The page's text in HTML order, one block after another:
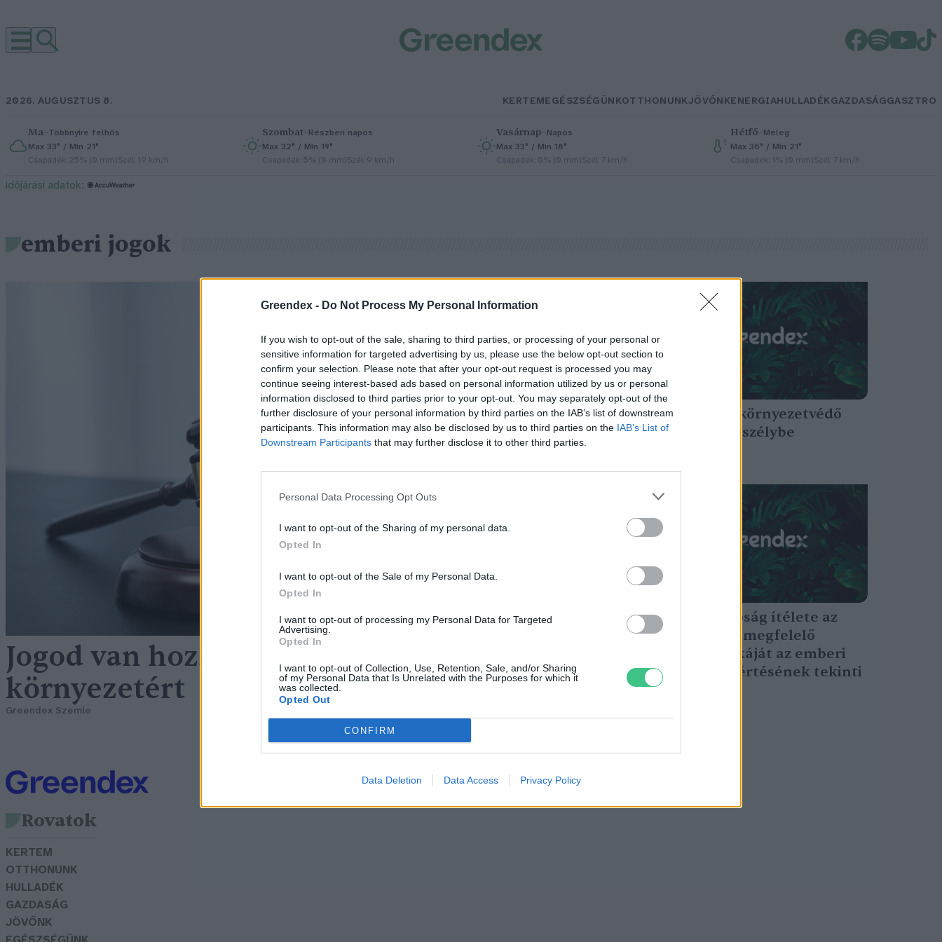
Greendex - Do Not Process My Personal Information
If you wish to opt-out of the sale, sharing to third parties, or processing of your personal or
sensitive information for targeted advertising by us, please use the below opt-out section to
confirm your selection. Please note that after your opt-out request is processed you may
continue seeing interest-based ads based on personal information utilized by us or personal
information disclosed to third parties prior to your opt-out. You may separately opt-out of the
further disclosure of your personal information by third parties on the IAB’s list of downstream
participants. This information may also be disclosed by us to third parties on the IAB’s List of
Downstream Participants that may further disclose it to other third parties.
Personal Data Processing Opt Outs
I want to opt-out of the Sharing of my personal data.
Opted In
I want to opt-out of the Sale of my Personal Data.
Opted In
I want to opt-out of processing my Personal Data for Targeted
Advertising.
Opted In
I want to opt-out of Collection, Use, Retention, Sale, and/or Sharing
of my Personal Data that Is Unrelated with the Purposes for which it
was collected.
Opted Out
CONFIRM
Data Deletion Data Access Privacy Policy
2026. AUGUSZTUS 8. KERTEMEGÉSZSÉGÜNKOTTHONUNKJÖVŐNKENERGIAHULLADÉKGAZDASÁGGASZTRO
Ma–Többnyire felhős
Max 33° / Min 21°
Csapadék: 25% (0 mm)Szél: 19 km/h
Szombat–Részben napos
Max 32° / Min 19°
Csapadék: 5% (0 mm)Szél: 9 km/h
Vasárnap–Napos
Max 33° / Min 18°
Csapadék: 0% (0 mm)Szél: 7 km/h
Hétfő–Meleg
Max 36° / Min 21°
Csapadék: 1% (0 mm)Szél: 7 km/h
időjárási adatok:
emberi jogok
Jogod van hozzá: klímaperek az egészséges
környezetért
Greendex Szemle
Egyre több környezetvédő
kerül életveszélybe
A belga bíróság ítélete az
ország nem megfelelő
klímapolitikáját az emberi
jogok megsértésének tekinti
Greendex szemle
Rovatok
KERTEM
OTTHONUNK
HULLADÉK
GAZDASÁG
JÖVŐNK